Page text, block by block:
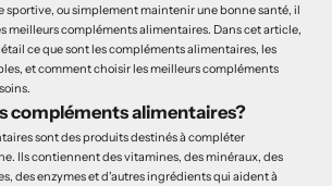
sportive, ou simplement maintenir une bonne santé, il
meilleurs compléments alimentaires. Dans cet article,
ce que sont les compléments alimentaires, les
et comment choisir les meilleurs compléments
compléments alimentaires?
sont des produits destinés à compléter
Ils contiennent des vitamines, des minéraux, des
des enzymes et d'autres ingrédients qui aident à